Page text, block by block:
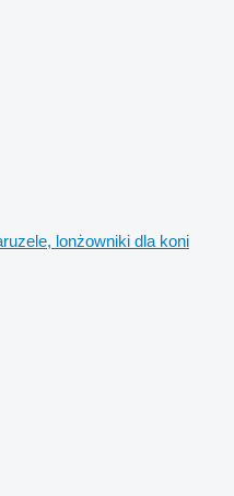
lonżowniki dla koni